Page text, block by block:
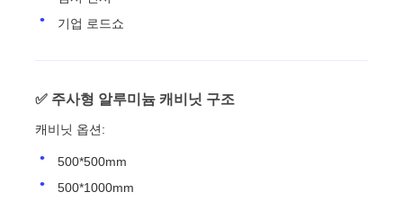
기업 로드쇼
✅ 주사형 알루미늄 캐비닛 구조
캐비닛 옵션:
500*500mm
500*1000mm